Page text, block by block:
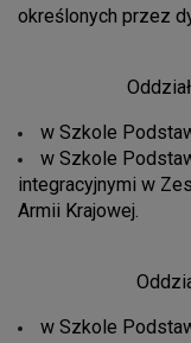
określonych przez
w Szkole
w Szkole
integracyjnymi w
Armii Krajowej.
w Szkole